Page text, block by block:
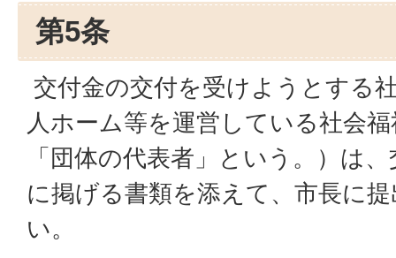
第5条
交付金の交付を受けようとする
人ホーム等を運営している社会
「団体の代表者」という。）は
に掲げる書類を添えて、市長に
い。